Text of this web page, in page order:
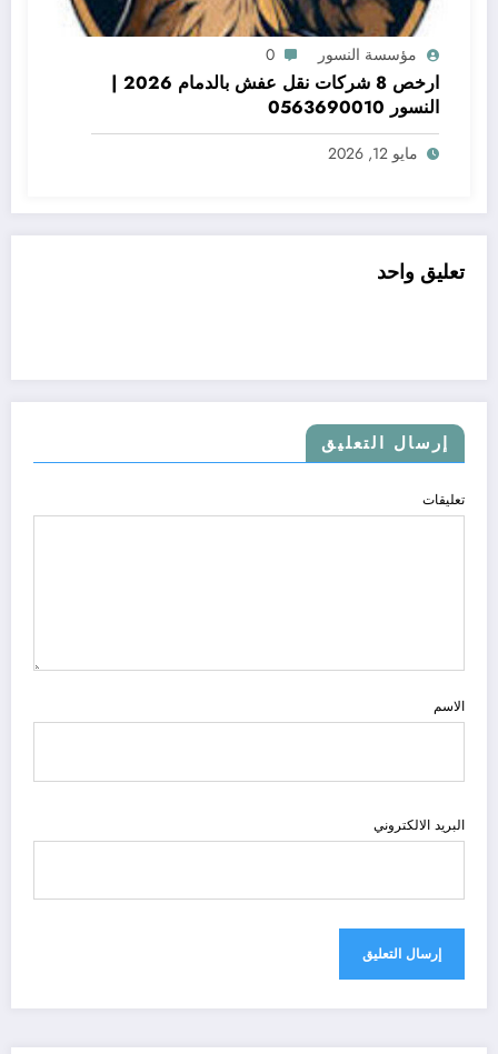
مؤسسة النسور 0
ارخص 8 شركات نقل عفش بالدمام 2026 |
النسور 0563690010
مايو 12, 2026
تعليق واحد
إرسال التعليق
تعليقات
الاسم
البريد الالكتروني